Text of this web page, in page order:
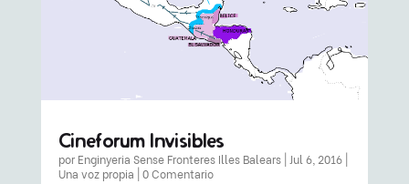
Cineforum Invisibles
por Enginyeria Sense Fronteres Illes Balears| Jul 6, 2016|
Una voz propia | 0 Comentario